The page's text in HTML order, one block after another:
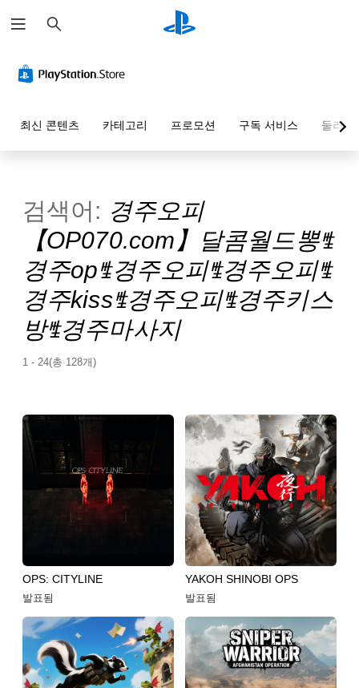
색
최신 콘텐츠 카테고리 프로모션 구독 서비스 둘러보
검색어: 경주오피
【OP070.com】달콤월드뽕ꊒ
경주opꊒ경주오피ꊒ경주오피ꊒ
경주kissꊒ경주오피ꊒ경주키스
방ꊒ경주마사지
1 - 24(총 128개)
OPS: CITYLINE
발표됨
YAKOH SHINOBI OPS
발표됨